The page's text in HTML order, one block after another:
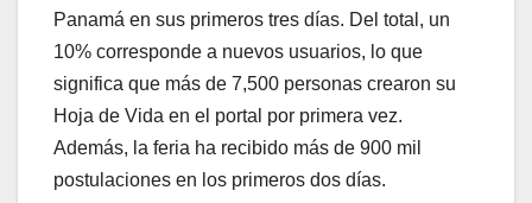
Panamá en sus primeros tres días. Del total, un
10% corresponde a nuevos usuarios, lo que
significa que más de 7,500 personas crearon su
Hoja de Vida en el portal por primera vez.
Además, la feria ha recibido más de 900 mil
postulaciones en los primeros dos días.